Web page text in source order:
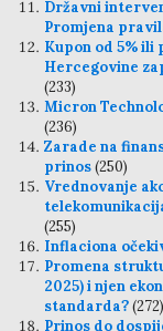
Državni
Promjena
Kupon od 5% ili
Hercegovine
(233)
Micron
(236)
Zarade na
prinos(250)
Vrednovanje
(255)
Inflaciona
Promena
2025) i njen
standarda?(272)
Prinos do